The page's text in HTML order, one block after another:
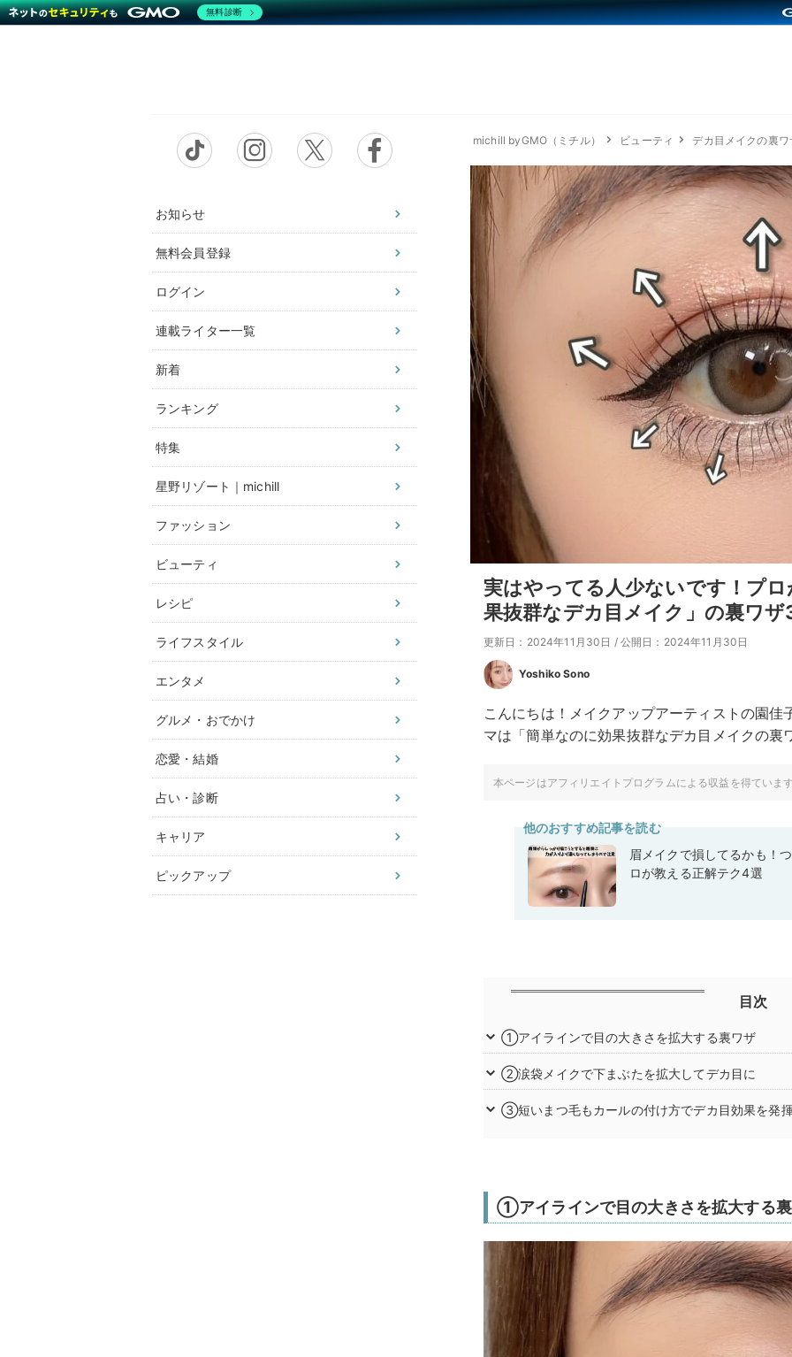
お知らせ
無料会員登録
ログイン
連載ライター一覧
新着
ランキング
特集
星野リゾート｜michill
ファッション
ビューティ
レシピ
ライフスタイル
エンタメ
グルメ・おでかけ
恋愛・結婚
占い・診断
キャリア
ピックアップ
michill byGMO（ミチル） ビューティ デカ目メイクの裏ワ
実はやってる人少ないです！プ
果抜群なデカ目メイク」の裏ワザ
更新日：2024年11月30日 / 公開日：2024年11月30日
Yoshiko Sono
こんにちは！メイクアップアーティストの園
マは「簡単なのに効果抜群なデカ目メイクの裏
本ページはアフィリエイトプログラムによる収益を得ていま
他のおすすめ記事を読む
眉メイクで損してるかも！
ロが教える正解テク4選
目次
①アイラインで目の大きさを拡大する裏ワザ
②涙袋メイクで下まぶたを拡大してデカ目に
③短いまつ毛もカールの付け方でデカ目効果を発
①アイラインで目の大きさを拡大する
無料診断